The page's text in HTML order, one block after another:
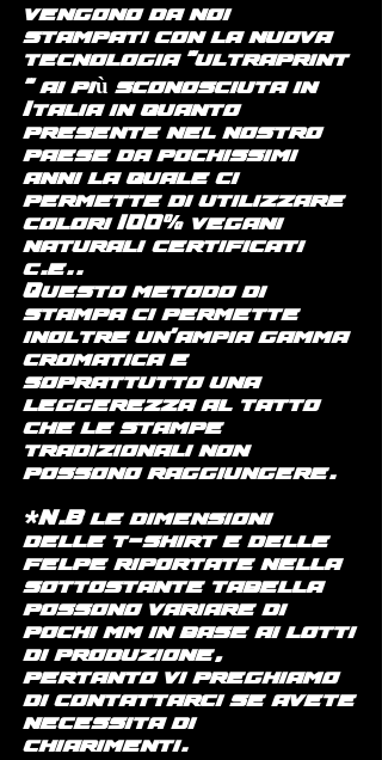
vengono da noi
stampati con la nuova
tecnologia "ultraprint
" ai più sconosciuta in
Italia in quanto
presente nel nostro
paese da pochissimi
anni la quale ci
permette di utilizzare
colori 100% vegani
naturali (certificati
c.e.).
Questo metodo di
stampa ci permette
inoltre un'ampia gamma
cromatica e
soprattutto una
leggerezza al tatto
che le stampe
tradizionali non
possono raggiungere.
*N.B le dimensioni
delle t-shirt e delle
felpe riportate nella
sottostante tabella
possono variare di
pochi mm in base ai lotti
di produzione,
pertanto vi preghiamo
di contattarci se avete
necessita di
chiarimenti.